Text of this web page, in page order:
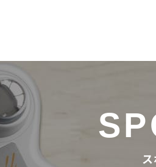
企業情報トップへ
経営理念
＆トピックス
企業情報
製品情報トップへ
スポーツ製品
企業活動トップへ
う
SDGsの取り組み
採用情報トップへ
職種紹介